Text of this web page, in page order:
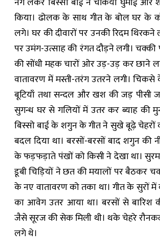
किया। ढोलक के साथ गीत के बोल घर के
लगे। घर की दीवारों पर उनकी रिदम
पर उमंग-उत्साह की रंगत दौड़ने लगी।
की सोंधी महक चारों ओर उड़-उड़ कर छाने
वातावरण में मस्ती-तरंग उतरने लगी।
बूटियाँ तथा सन्दल और खश की जड़ पीसी
सुगन्ध घर से गलियों में उतर कर ब्याह की
बिस्सो बाई के शगुन के गीत ने सुखे बूढ़े चेहरों
बदल दिया था। बरसों-बरसों बाद शगुन की
के फड़फड़ाते पंखों को किसी ने देखा था।
डूबी चिड़ियों ने छत की मयालों पर बैठकर
के नए वातावरण को तका था। गीत के सुरों
का आवेग उतर आया था। बरसों से बारिश
जैसे सूरज की सेक मिली थी। थके चेहरे
लगे थे।